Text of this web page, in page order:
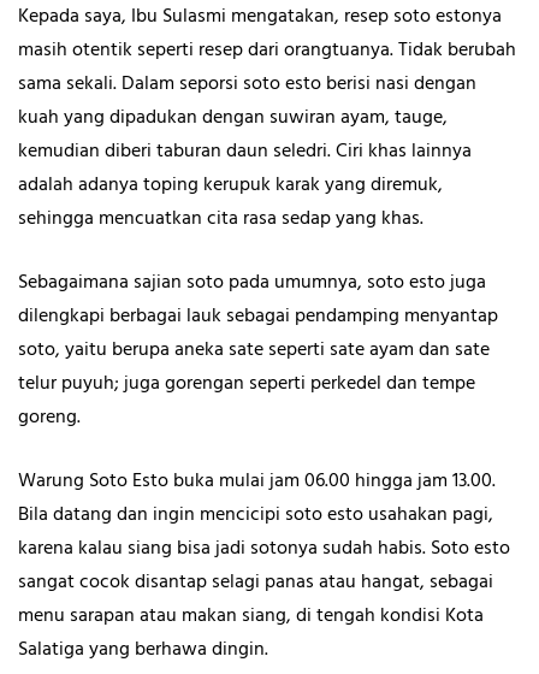
Kepada saya, Ibu Sulasmi mengatakan, resep soto estonya
masih otentik seperti resep dari orangtuanya. Tidak berubah
sama sekali. Dalam seporsi soto esto berisi nasi dengan
kuah yang dipadukan dengan suwiran ayam, tauge,
kemudian diberi taburan daun seledri. Ciri khas lainnya
adalah adanya toping kerupuk karak yang diremuk,
sehingga mencuatkan cita rasa sedap yang khas.
Sebagaimana sajian soto pada umumnya, soto esto juga
dilengkapi berbagai lauk sebagai pendamping menyantap
soto, yaitu berupa aneka sate seperti sate ayam dan sate
telur puyuh; juga gorengan seperti perkedel dan tempe
goreng.
Warung Soto Esto buka mulai jam 06.00 hingga jam 13.00.
Bila datang dan ingin mencicipi soto esto usahakan pagi,
karena kalau siang bisa jadi sotonya sudah habis. Soto esto
sangat cocok disantap selagi panas atau hangat, sebagai
menu sarapan atau makan siang, di tengah kondisi Kota
Salatiga yang berhawa dingin.